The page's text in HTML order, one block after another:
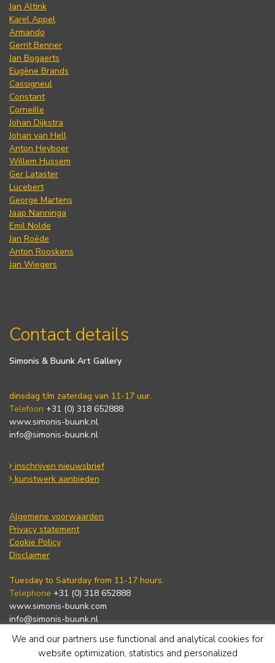
Jan Altink
Karel Appel
Armando
Gerrit Benner
Jan Bogaerts
Eugène Brands
Cassigneul
Constant
Corneille
Johan Dijkstra
Johan van Hell
Anton Heyboer
Willem Hussem
Ger Lataster
Lucebert
George Martens
Jaap Nanninga
Emil Nolde
Jan Roëde
Anton Rooskens
Jan Wiegers
Contact details
Simonis & Buunk Art Gallery
dinsdag t/m zaterdag van 11-17 uur.
Telefoon +31 (0) 318 652888
www.simonis-buunk.nl
info@simonis-buunk.nl
inschrijven nieuwsbrief
kunstwerk aanbieden
Algemene voorwaarden
Privacy statement
Cookie Policy
Disclaimer
Tuesday to Saturday from 11-17 hours.
Telephone +31 (0) 318 652888
www.simonis-buunk.com
info@simonis-buunk.nl
subscribe to newsletter
We and our partners use functional and analytical cookies for
website optimization, statistics and personalized